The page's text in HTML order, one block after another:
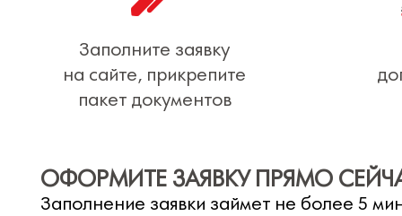
Заполните заявку
на сайте, прикрепите
пакет документов
ОФОРМИТЕ ЗАЯВКУ ПРЯМО
Заполнение заявки займет не более 5